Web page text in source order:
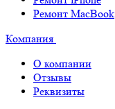
Ремонт MacBook
Компания
О компании
Отзывы
Реквизиты